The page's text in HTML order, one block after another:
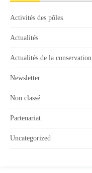
Activités des pôles
Actualités
Actualités de la conservation
Newsletter
Non classé
Partenariat
Uncategorized